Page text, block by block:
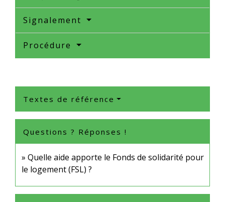
Signalement
Procédure
Textes de référence
Questions ? Réponses !
Quelle aide apporte le Fonds de solidarité pour
le logement (FSL) ?